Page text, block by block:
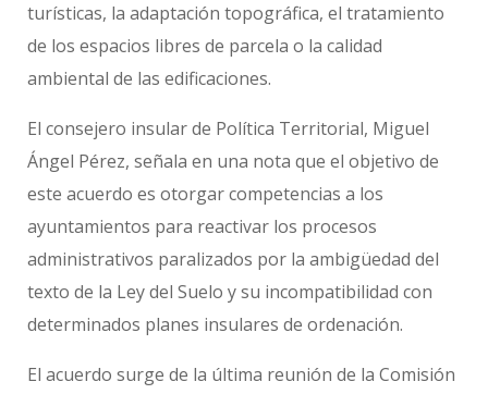
turísticas, la adaptación topográfica, el tratamiento
de los espacios libres de parcela o la calidad
ambiental de las edificaciones.
El consejero insular de Política Territorial, Miguel
Ángel Pérez, señala en una nota que el objetivo de
este acuerdo es otorgar competencias a los
ayuntamientos para reactivar los procesos
administrativos paralizados por la ambigüedad del
texto de la Ley del Suelo y su incompatibilidad con
determinados planes insulares de ordenación.
El acuerdo surge de la última reunión de la Comisión